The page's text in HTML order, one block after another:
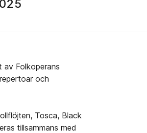
av Folkoperans
och
Tosca, Black
tillsammans med